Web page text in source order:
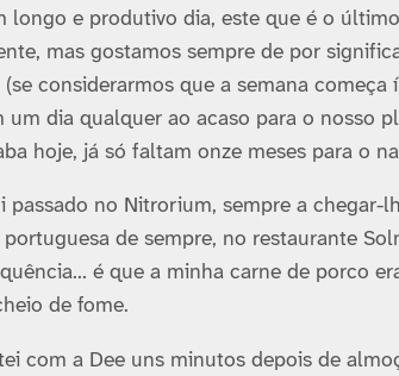
longo e produtivo dia, este que é o
mas gostamos sempre de por
(se considerarmos que a semana
um dia qualquer ao acaso para o nosso
hoje, já só faltam onze meses para o
passado no Nitrorium, sempre a
de sempre, no restaurante
é que a minha carne de porco
de fome.
com a Dee uns minutos depois de